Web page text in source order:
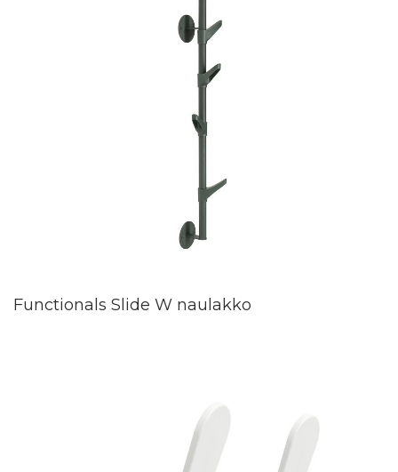
Functionals Slide W naulakko